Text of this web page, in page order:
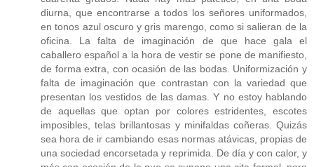
diurna, que encontrarse a todos los señores uniformados,
en tonos azul oscuro y gris marengo, como si salieran de la
oficina. La falta de imaginación de que hace gala el
caballero español a la hora de vestir se pone de manifiesto,
de forma extra, con ocasión de las bodas. Uniformización y
falta de imaginación que contrastan con la variedad que
presentan los vestidos de las damas. Y no estoy hablando
de aquellas que optan por colores estridentes, escotes
imposibles, telas brillantosas y minifaldas coñeras. Quizás
sea hora de ir cambiando esas normas atávicas, propias de
una sociedad encorsetada y reprimida. De día y con calor, y